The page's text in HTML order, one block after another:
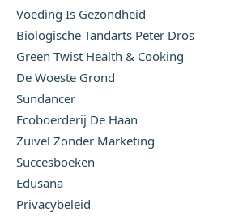
Voeding Is Gezondheid
Biologische Tandarts Peter Dros
Green Twist Health & Cooking
De Woeste Grond
Sundancer
Ecoboerderij De Haan
Zuivel Zonder Marketing
Succesboeken
Edusana
Privacybeleid